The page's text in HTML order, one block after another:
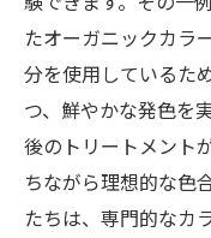
たオーガニックカラ
分を使用しているた
つ、鮮やかな発色を
後のトリートメント
ちながら理想的な色
たちは、専門的なカ